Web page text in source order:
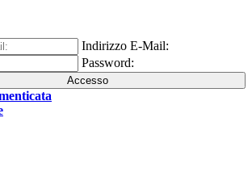
Indirizzo E-Mail:
Password:
Accesso